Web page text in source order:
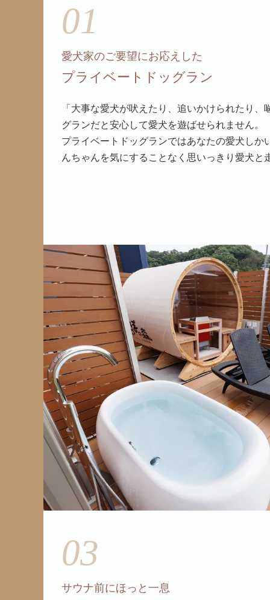
01
愛犬家のご要望にお応えした
プライベートドッグラン
「大事な愛犬が吠えたり、追いかけられたり
グランだと安心して愛犬を遊ばせられません。
プライベートドッグランではあなたの愛犬しか
んちゃんを気にすることなく思いっきり愛犬と
03
サウナ前にほっと一息